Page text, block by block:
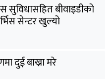
सुविधासहित बीवाइडीको
सेन्टर खुल्यो
दुई बाख्रा मरे